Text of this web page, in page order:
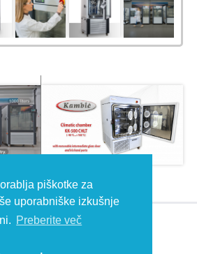
piškotke za
uporabniške izkušnje
Preberite več